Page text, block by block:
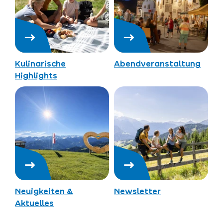
Kulinarische
Highlights
Abendveranstaltung
Neuigkeiten &
Aktuelles
Newsletter